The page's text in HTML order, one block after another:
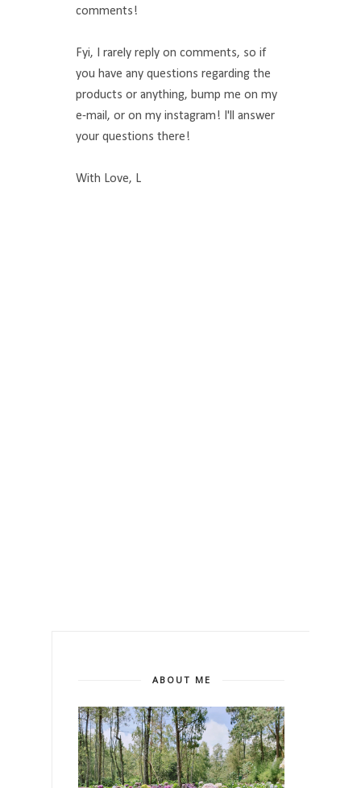
comments!
Fyi, I rarely reply on comments, so if
you have any questions regarding the
products or anything, bump me on my
e-mail, or on my instagram! I'll answer
your questions there!
With Love, L
ABOUT ME